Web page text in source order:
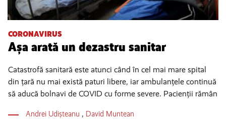
CORONAVIRUS
Așa arată un dezastru sanitar
Catastrofă sanitară este atunci când în cel mai mare spital
din țară nu mai există paturi libere, iar ambulanțele continuă
să aducă bolnavi de COVID cu forme severe. Pacienții rămân
Andrei Udișteanu , David Muntean